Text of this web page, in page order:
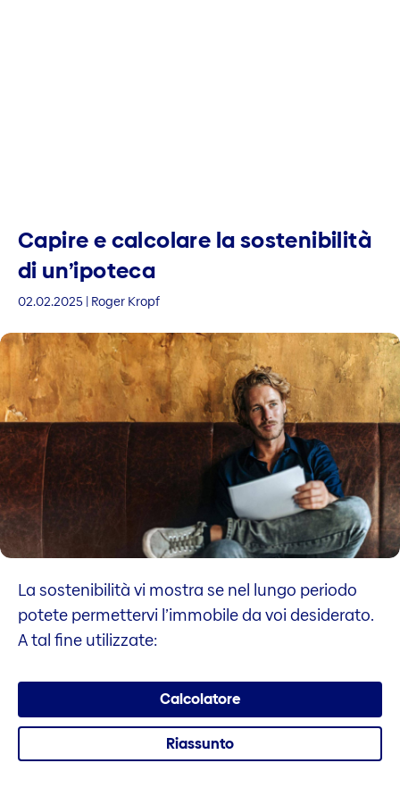
Capire e calcolare la sostenibilità
di un’ipoteca
02.02.2025 | Roger Kropf
La sostenibilità vi mostra se nel lungo periodo
potete permettervi l’immobile da voi desiderato.
A tal fine utilizzate:
Calcolatore
Riassunto